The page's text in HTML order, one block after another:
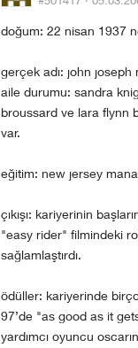
doğum: 22 nisan 1937
gerçek adı: john joseph
aile durumu: sandra
broussard ve lara flynn
var.
eğitim: new jersey
çıkışı: kariyerinin
"easy rider" filmindeki
sağlamlaştırdı.
ödüller: kariyerinde
97’de "as good as it
yardımcı oyuncu